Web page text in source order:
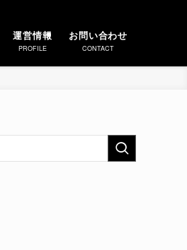
運営情報
PROFILE
お問い合わせ
CONTACT